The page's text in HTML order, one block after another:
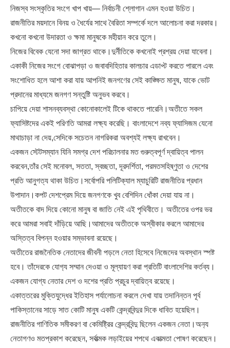
নিজস্ব সংস্কৃতির সংগে খাপ খায়— নির্বাচনী শ্লোগান এমন হওয়া উচিত।
রাজনীতির ময়দানে বিনয় ও ধৈর্যের সাথে বৈরিতা সম্পর্কে দলে আলোচনা করা দরকার।
কখনো কখনো উদারতা ও ক্ষমা মানুষকে মহীয়ান করে তুলে।
নিজের বিবেক যেনো সদা জাগ্রত থাকে।দুর্নীতিকে কখনোই প্রশ্রয় দেয়া যাবেনা।
একাকী নিজের সংগে বোঝাপড়া ও জবাবদিহিতার কালচার এডাপ্ট করতে পারলে এবং
সংশোধিত হলে আশা করা যায় আপনিই জনগণের সেই কাঙ্ক্ষিত মানুষ, যাকে ভোট
প্রদানের মাধ্যমে জনগণ সন্তুষ্টি অনুভব করবে।
চাপিয়ে দেয়া শাসনব্যবস্থা কোনোকালেই টিকে থাকতে পারেনি।অতীতে সকল
ফ্যাসিষ্টদের একই পরিণতি আমরা লক্ষ্য করেছি। বাংলাদেশে নব্য ফ্যাসিজম যেনো
মাথাচাড়া না দেয়,সেদিকে সচেতন নাগরিকরা অবশ্যই লক্ষ্য রাখবেন।
একজন স্টেটসম্যান যিনি সমগ্র দেশ পরিচালনার মত গুরুত্বপূর্ণ দ্বায়িত্ব পালন
করবেন,তাঁর সেই মনোবল, সততা, স্বচ্ছতা, দূরদর্শিতা, পরমতসহিষ্ণুতা ও দেশের
প্রতি আনুগত্য থাকা উচিত।সর্বোপরি পলিটিক্যাল ম্যাচুরিটি রাজনীতির প্রধান
উপাদান।কপট দেশপ্রেম দিয়ে জনগণকে খুব বেশিদিন ধোঁকা দেয়া যায় না।
অতীতকে বাদ দিয়ে কোনো মানুষ বা জাতি নেই এই পৃথিবীতে। অতীতের ওপর ভর
করে আমরা সবাই দাঁড়িয়ে আছি।আমাদের অতীতকে অস্বীকার করলে আমাদের
অস্তিত্ব বিপন্ন হওয়ার সম্ভাবনা রয়েছে।
অতীতের রাজনৈতিক নেতাদের জীবনী পড়লে নেতা হিসেবে নিজেদের অবস্থান স্পষ্ট
হবে। তাঁদেরকে যোগ‍্য সম্মান দেওয়া ও মূল্যায়ণ করা প্রতিটি বাংলাদেশির কর্তব্য।
একজন যোগ্য নেতার দেশ ও দশের প্রতি প্রচুর দ্বায়িত্ব রয়েছে।
একাত্তরের মুক্তিযুদ্ধের ইতিহাস পর্যালোচনা করলে দেখা যায় তদানিন্তন পূর্ব
পাকিস্তানের সাড়ে সাত কোটি মানুষ একটি কেন্দ্রবিন্দুর দিকে ধাবিত হয়েছিল।
রাজনীতির গাণিতিক সমীকরণ বা কেমিষ্ট্রির কেন্দ্রবিন্দু ছিলেন একজন নেতা।অন‍্য
নেতাগণও মতপ্রকাশ করেছেন, সর্বাত্মক লড়াইয়ের শপথে একাত্মতা পোষণ করেছেন।